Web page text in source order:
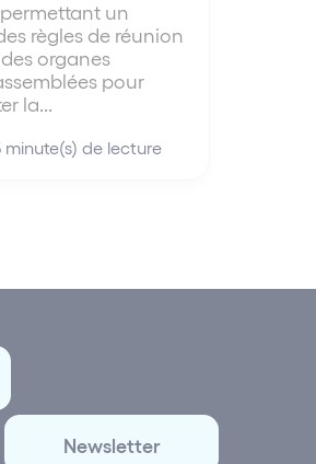
permettant un
règles de réunion
organes
pour
la...
minute(s) de lecture
Newsletter